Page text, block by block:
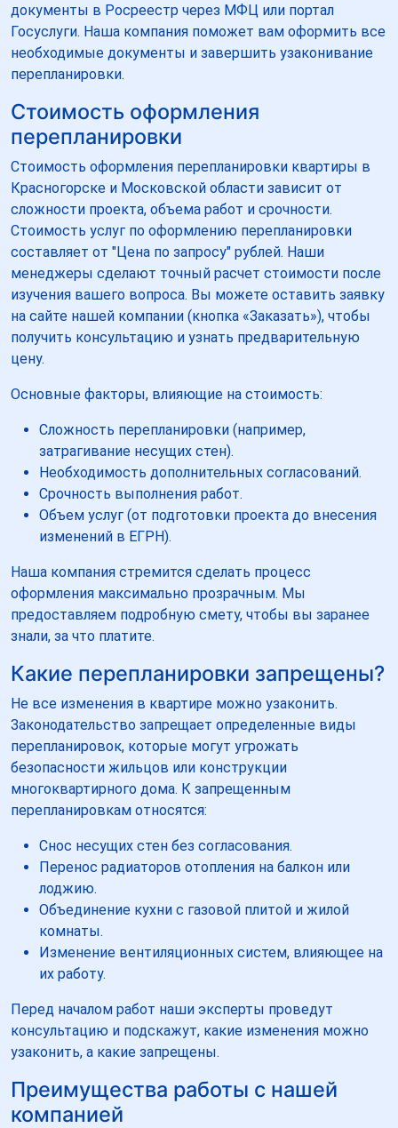
документы в Росреестр через МФЦ или портал
Госуслуги. Наша компания поможет вам оформить все
необходимые документы и завершить узаконивание
перепланировки.
Стоимость оформления
перепланировки
Стоимость оформления перепланировки квартиры в
Красногорске и Московской области зависит от
сложности проекта, объема работ и срочности.
Стоимость услуг по оформлению перепланировки
составляет от "Цена по запросу" рублей. Наши
менеджеры сделают точный расчет стоимости после
изучения вашего вопроса. Вы можете оставить заявку
на сайте нашей компании (кнопка «Заказать»), чтобы
получить консультацию и узнать предварительную
цену.
Основные факторы, влияющие на стоимость:
Сложность перепланировки (например,
затрагивание несущих стен).
Необходимость дополнительных согласований.
Срочность выполнения работ.
Объем услуг (от подготовки проекта до внесения
изменений в ЕГРН).
Наша компания стремится сделать процесс
оформления максимально прозрачным. Мы
предоставляем подробную смету, чтобы вы заранее
знали, за что платите.
Какие перепланировки запрещены?
Не все изменения в квартире можно узаконить.
Законодательство запрещает определенные виды
перепланировок, которые могут угрожать
безопасности жильцов или конструкции
многоквартирного дома. К запрещенным
перепланировкам относятся:
Снос несущих стен без согласования.
Перенос радиаторов отопления на балкон или
лоджию.
Объединение кухни с газовой плитой и жилой
комнаты.
Изменение вентиляционных систем, влияющее на
их работу.
Перед началом работ наши эксперты проведут
консультацию и подскажут, какие изменения можно
узаконить, а какие запрещены.
Преимущества работы с нашей
компанией